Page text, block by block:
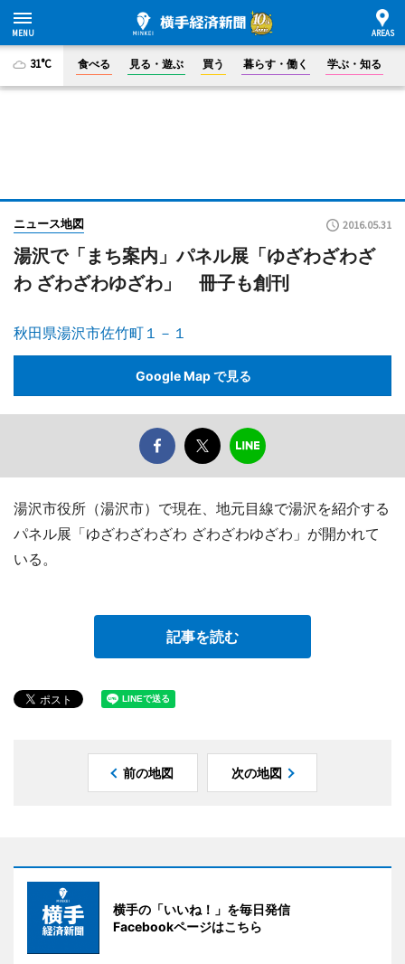
31°C 食べる 見る・遊ぶ 買う 暮らす・働く 学ぶ・知る
ニュース地図 2016.05.31
湯沢で「まち案内」パネル展「ゆざわざわざ
わ ざわざわゆざわ」 冊子も創刊
秋田県湯沢市佐竹町１－１
Google Map で見る
湯沢市役所（湯沢市）で現在、地元目線で湯沢を紹介する
パネル展「ゆざわざわざわ ざわざわゆざわ」が開かれて
いる。
記事を読む
前の地図 次の地図
横手の「いいね！」を毎日発信
Facebookページはこちら